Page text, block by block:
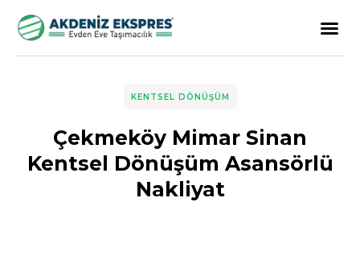
KENTSEL DÖNÜŞÜM
Çekmeköy Mimar Sinan
Kentsel Dönüşüm Asansörlü
Nakliyat